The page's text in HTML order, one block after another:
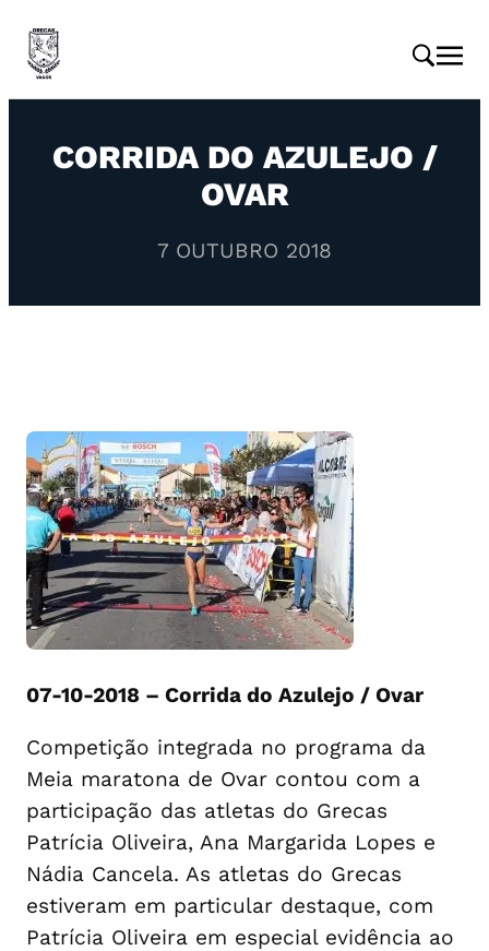
CORRIDA DO AZULEJO /
OVAR
7 OUTUBRO 2018
07-10-2018 – Corrida do Azulejo / Ovar
Competição integrada no programa da
Meia maratona de Ovar contou com a
participação das atletas do Grecas
Patrícia Oliveira, Ana Margarida Lopes e
Nádia Cancela. As atletas do Grecas
estiveram em particular destaque, com
Patrícia Oliveira em especial evidência ao